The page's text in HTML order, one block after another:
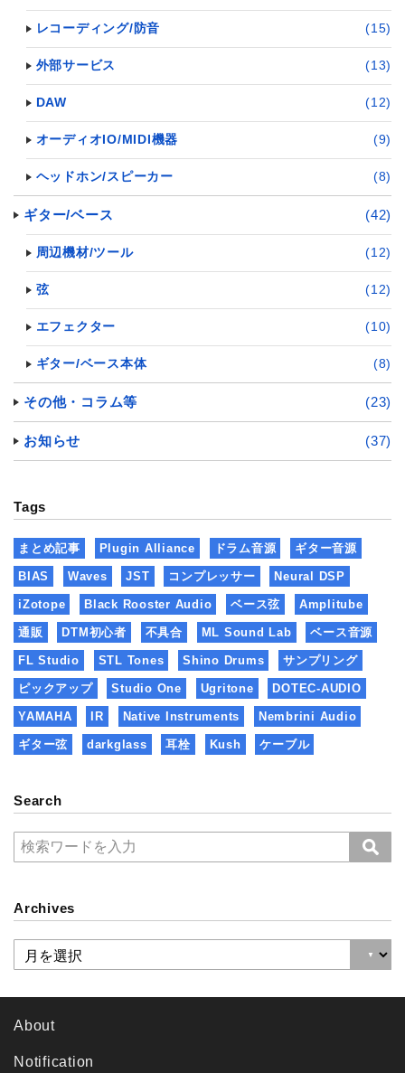
レコーディング/防音 (15)
外部サービス (13)
DAW (12)
オーディオIO/MIDI機器 (9)
ヘッドホン/スピーカー (8)
ギター/ベース (42)
周辺機材/ツール (12)
弦 (12)
エフェクター (10)
ギター/ベース本体 (8)
その他・コラム等 (23)
お知らせ (37)
Tags
まとめ記事 Plugin Alliance ドラム音源 ギター音源
BIAS Waves JST コンプレッサー Neural DSP
iZotope Black Rooster Audio ベース弦 Amplitube
通販 DTM初心者 不具合 ML Sound Lab ベース音源
FL Studio STL Tones Shino Drums サンプリング
ピックアップ Studio One Ugritone DOTEC-AUDIO
YAMAHA IR Native Instruments Nembrini Audio
ギター弦 darkglass 耳栓 Kush ケーブル
Search
Archives
About
Notification